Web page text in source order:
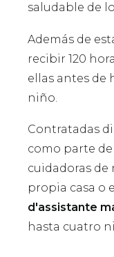
saludable de
Además de
recibir 120
ellas antes de
niño.
Contratadas
como parte
cuidadoras de
propia casa o
d'assistante
hasta cuatro